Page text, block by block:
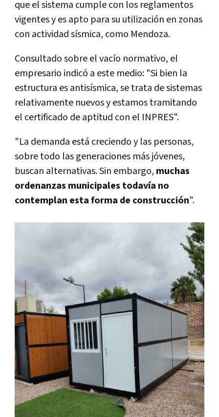
que el sistema cumple con los reglamentos
vigentes y es apto para su utilización en zonas
con actividad sísmica, como Mendoza.
Consultado sobre el vacío normativo, el
empresario indicó a este medio: "Si bien la
estructura es antisísmica, se trata de sistemas
relativamente nuevos y estamos tramitando
el certificado de aptitud con el INPRES".
"La demanda está creciendo y las personas,
sobre todo las generaciones más jóvenes,
buscan alternativas. Sin embargo, muchas
ordenanzas municipales todavía no
contemplan esta forma de construcción".